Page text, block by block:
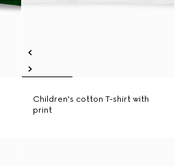
Children's cotton T-shirt with
print